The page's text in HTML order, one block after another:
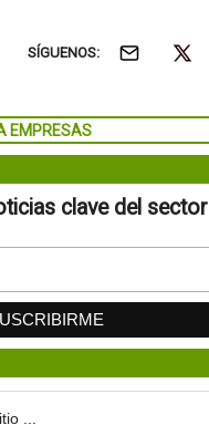
SÍGUENOS:
EMPRESAS
clave del sector